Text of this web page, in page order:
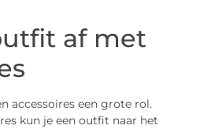
af met
accessoires een grote rol.
kun je een outfit naar het